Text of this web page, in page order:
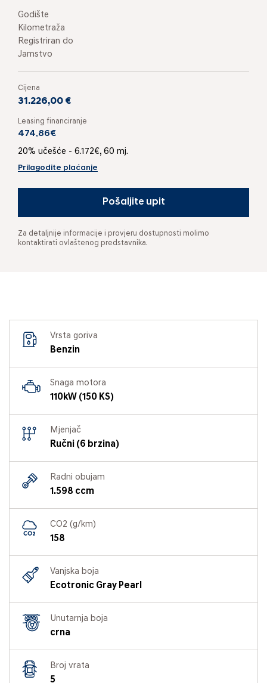
Godište
Kilometraža
Registriran do
Jamstvo
Cijena
31.226,00 €
Leasing financiranje
474,86€
20% učešće - 6.172€, 60 mj.
Prilagodite plaćanje
Pošaljite upit
Za detaljnije informacije i provjeru dostupnosti molimo
kontaktirati ovlaštenog predstavnika.
Vrsta goriva
Benzin
Snaga motora
110kW (150 KS)
Mjenjač
Ručni (6 brzina)
Radni obujam
1.598 ccm
CO2 (g/km)
158
Vanjska boja
Ecotronic Gray Pearl
Unutarnja boja
crna
Broj vrata
5